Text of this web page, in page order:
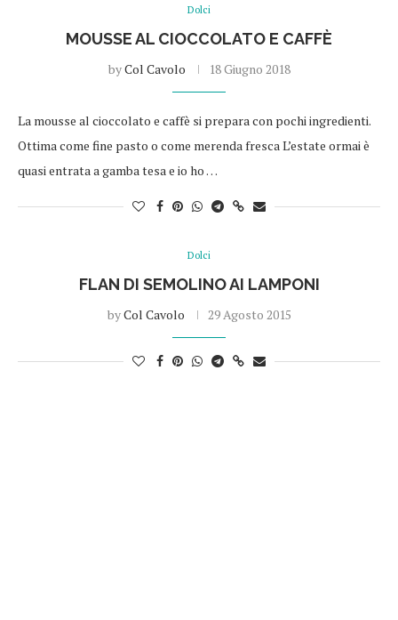
Dolci
MOUSSE AL CIOCCOLATO E CAFFÈ
byCol Cavolo 18 Giugno 2018
La mousse al cioccolato e caffè si prepara con pochi ingredienti.
Ottima come fine pasto o come merenda fresca L’estate ormai è
quasi entrata a gamba tesa e io ho …
Dolci
FLAN DI SEMOLINO AI LAMPONI
byCol Cavolo 29 Agosto 2015